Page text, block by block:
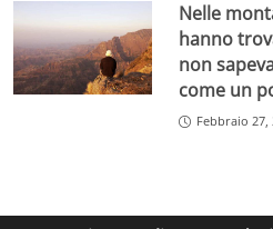
Nelle
hanno
non
come un
Febbraio 27,